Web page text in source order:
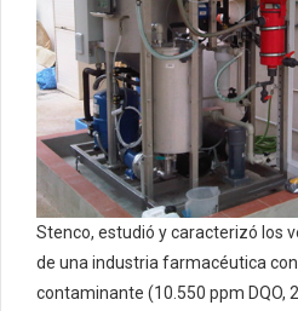
Stenco, estudió y caracterizó los
de una industria farmacéutica
contaminante (10.550 ppm DQO,